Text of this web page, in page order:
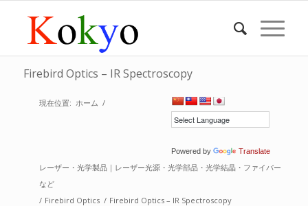
Firebird Optics – IR Spectroscopy
Powered by Translate
現在位置: ホーム /
レーザー・光学製品｜レーザー光源・光学部品・光学結晶・ファイバー
など
/ Firebird Optics / Firebird Optics – IR Spectroscopy